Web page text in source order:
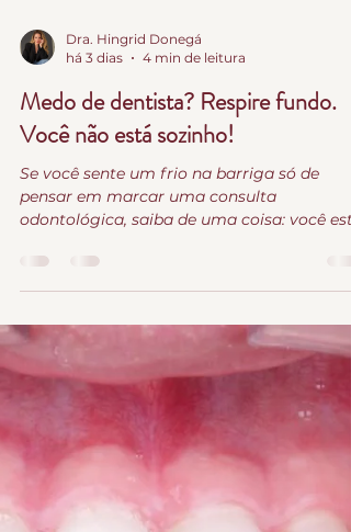
Dra. Hingrid Donegá
há 3 dias
4 min de leitura
Medo de dentista? Respire fundo.
Você não está sozinho!
Se você sente um frio na barriga só de
odontológica, saiba de uma coisa: você
longe de ser o único. O medo de dentista é
imaginam. Algumas pessoas ficam apenas
ansiosas. Outras chegam a cancelar
consultas, conviver com dores ou adiar
tratamentos importantes durante anos. A
boa notícia? A odontologia mudou. E
Hoje, ir ao dentista pode ser uma
completamente diferente daquela que você
gua